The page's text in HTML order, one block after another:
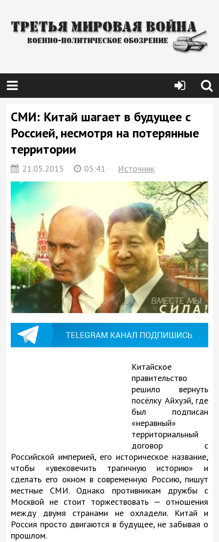
СМИ: Китай шагает в будущее с
Россией, несмотря на потерянные
территории
21.05.2015 05:41 Источник
Китайское
правительство
решило вернуть
посёлку Айхуэй, где
был подписан
«неравный»
территориальный
договор с
Российской империей, его историческое название,
чтобы «увековечить трагичную историю» и
сделать его окном в современную Россию, пишут
местные СМИ. Однако противникам дружбы с
Москвой не стоит торжествовать — отношения
между двумя странами не охладели. Китай и
Россия просто двигаются в будущее, не забывая о
прошлом.